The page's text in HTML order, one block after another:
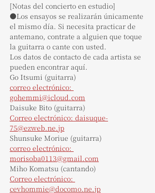
[Notas del concierto en estudio]
●Los ensayos se realizarán únicamente
el mismo día. Si necesita practicar de
antemano, contrate a alguien que toque
la guitarra o cante con usted.
Los datos de contacto de cada artista se
pueden encontrar aquí.
Go Itsumi (guitarra)
correo electrónico:
gohemmi@icloud.com
Daisuke Bito (guitarra)
Correo electrónico: daisuque-
75@ezweb.ne.jp
Shunsuke Moriue (guitarra)
correo electrónico:
morisoba0113@gmail.com
Miho Komatsu (cantando)
Correo electrónico:
cevhommie@docomo.ne.jp